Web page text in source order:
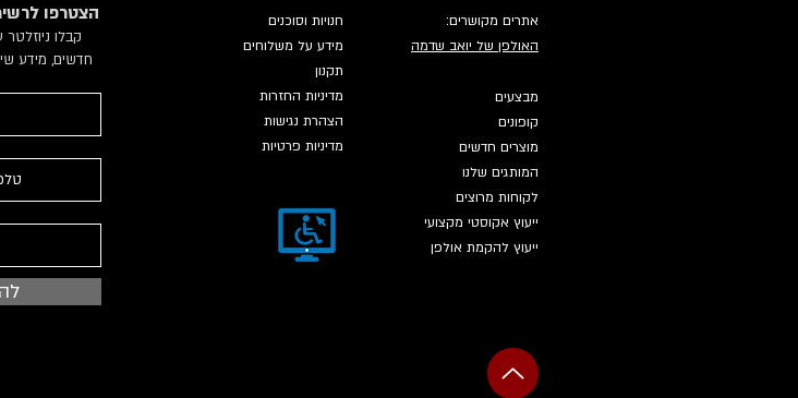
!הצטרפו
קבלו
חדשים, מידע
חנויות וסוכנים
מידע על משלוחים
תקנון
מדיניות החזרות
הצהרת נגישות
מדיניות פרטיות
אתרים מקושרים:
האולפן של יואב שדמה
מבצעים
קופונים
מוצרים חדשים
המותגים שלנו
לקוחות מרוצים
ייעוץ אקוסטי מקצועי
ייעוץ להקמת אולפן